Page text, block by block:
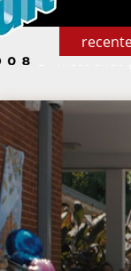
Mostrando